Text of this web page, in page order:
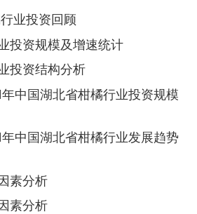
业投资回顾
投资规模及增速统计
投资结构分析
中国湖北省柑橘行业投资规模
中国湖北省柑橘行业发展趋势
素分析
素分析